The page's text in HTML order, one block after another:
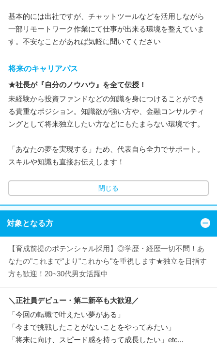
基本的には出社ですが、チャットツールなどを活用しながら
一部リモートワーク作業にて仕事が出来る環境を整えていま
す。不安なことがあれば気軽に聞いてください
将来のキャリアパス
★社長が『自分のノウハウ』を全て伝授！
未経験から投資ファンドなどの知識を身につけることができ
る貴重なポジション。知識欲が強い方や、金融コンサルティ
ングとして将来独立したい方などにもたまらない環境です。
「あなたの夢を実現する」ため、代表自ら全力でサポート。
スキルや知識も直接お伝えします！
閉じる
対象となる方
【育成前提のポテンシャル採用】◎学歴・経歴一切不問！あ
なたの"これまで"より"これから"を重視します★独立を目指す
方も歓迎！20~30代男女活躍中
＼正社員デビュー・第二新卒も大歓迎／
「今回の転職で叶えたい夢がある」
「今まで挑戦したことがないことをやってみたい」
「将来に向け、スピード感を持って成長したい」etc...